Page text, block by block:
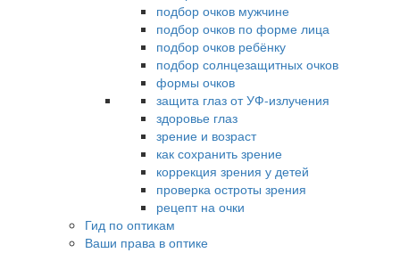
подбор очков мужчине
подбор очков по форме лица
подбор очков ребёнку
подбор солнцезащитных очков
формы очков
защита глаз от УФ-излучения
здоровье глаз
зрение и возраст
как сохранить зрение
коррекция зрения у детей
проверка остроты зрения
рецепт на очки
Гид по оптикам
Ваши права в оптике